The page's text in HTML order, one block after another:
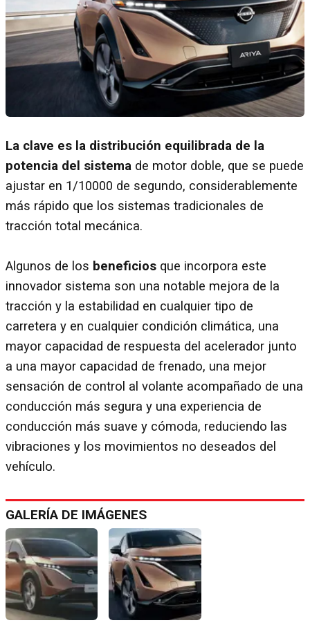
La clave es la distribución equilibrada de la
potencia del sistema de motor doble, que se puede
ajustar en 1/10000 de segundo, considerablemente
más rápido que los sistemas tradicionales de
tracción total mecánica.
Algunos de los beneficios que incorpora este
innovador sistema son una notable mejora de la
tracción y la estabilidad en cualquier tipo de
carretera y en cualquier condición climática, una
mayor capacidad de respuesta del acelerador junto
a una mayor capacidad de frenado, una mejor
sensación de control al volante acompañado de una
conducción más segura y una experiencia de
conducción más suave y cómoda, reduciendo las
vibraciones y los movimientos no deseados del
vehículo.
GALERÍA DE IMÁGENES